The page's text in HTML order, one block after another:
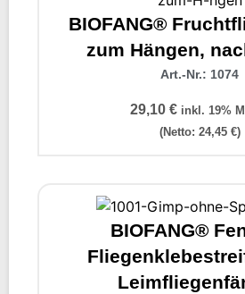
BIOFANG®
zum Hängen,
Art.-Nr.: 1074
29,10 € inkl. 19%
(Netto: 24,45 €)
BIOFANG®